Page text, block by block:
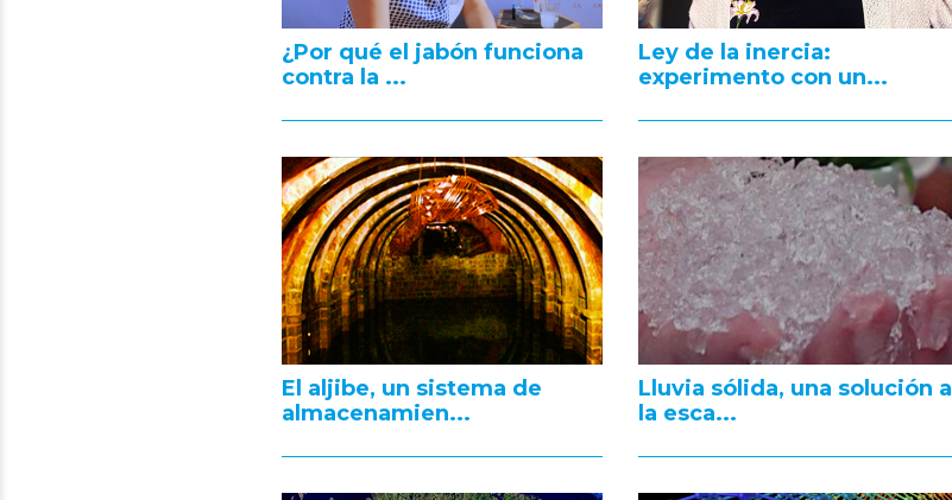
¿Por qué el jabón funciona
contra la ...
Ley de la inercia:
experimento con un...
El aljibe, un sistema de
almacenamien...
Lluvia sólida, una solución a
la esca...